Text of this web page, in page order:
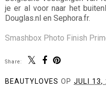
je er al voor naar het
Douglas.nl en Sephora.fr.
Smashbox Photo Finish
Share:
BEAUTYLOVES OP JULI 13,